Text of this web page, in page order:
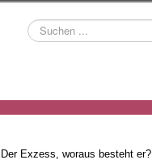
Suchen
...
Der Exzess, woraus besteht er?